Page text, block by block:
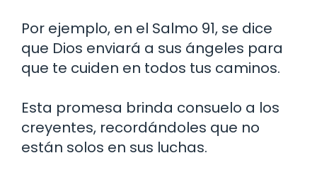
Por ejemplo, en el Salmo 91, se dice
que Dios enviará a sus ángeles para
que te cuiden en todos tus caminos.
Esta promesa brinda consuelo a los
creyentes, recordándoles que no
están solos en sus luchas.